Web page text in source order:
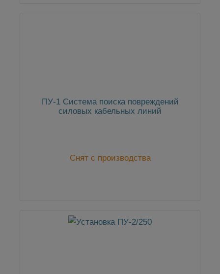
ПУ-1 Система поиска повреждений
силовых кабельных линий
Снят с производства